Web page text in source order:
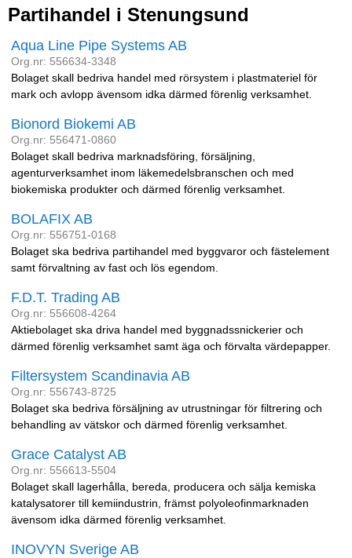
Partihandel i Stenungsund
Aqua Line Pipe Systems AB
Org.nr: 556634-3348
Bolaget skall bedriva handel med rörsystem i plastmateriel för
mark och avlopp ävensom idka därmed förenlig verksamhet.
Bionord Biokemi AB
Org.nr: 556471-0860
Bolaget skall bedriva marknadsföring, försäljning,
agenturverksamhet inom läkemedelsbranschen och med
biokemiska produkter och därmed förenlig verksamhet.
BOLAFIX AB
Org.nr: 556751-0168
Bolaget ska bedriva partihandel med byggvaror och fästelement
samt förvaltning av fast och lös egendom.
F.D.T. Trading AB
Org.nr: 556608-4264
Aktiebolaget ska driva handel med byggnadssnickerier och
därmed förenlig verksamhet samt äga och förvalta värdepapper.
Filtersystem Scandinavia AB
Org.nr: 556743-8725
Bolaget ska bedriva försäljning av utrustningar för filtrering och
behandling av vätskor och därmed förenlig verksamhet.
Grace Catalyst AB
Org.nr: 556613-5504
Bolaget skall lagerhålla, bereda, producera och sälja kemiska
katalysatorer till kemiindustrin, främst polyoleofinmarknaden
ävensom idka därmed förenlig verksamhet.
INOVYN Sverige AB